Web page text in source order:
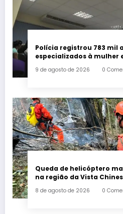
Polícia registrou 783 mil
especializados à mulher
9 de agosto de 2026 0
Queda de helicóptero
na região da Vista
8 de agosto de 2026 0